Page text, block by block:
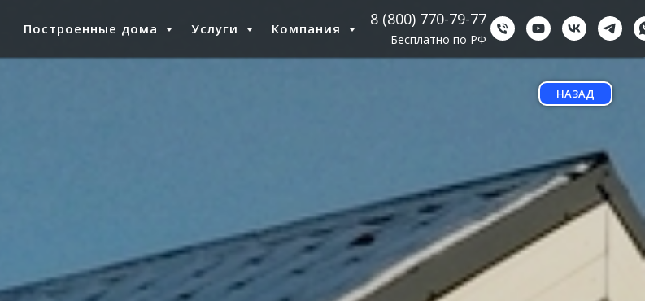
Построенные дома Услуги Компания 8 (800) 770-79-77
Бесплатно по РФ
НАЗАД